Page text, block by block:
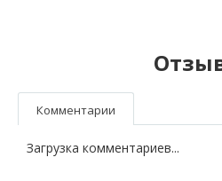
Комментарии
Загрузка комментариев...